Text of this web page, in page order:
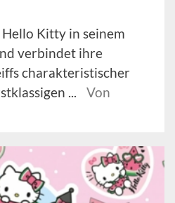
Kitty in seinem
verbindet ihre
charakteristischer
...
Von